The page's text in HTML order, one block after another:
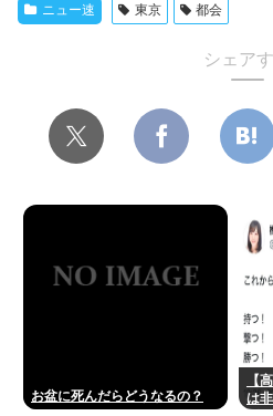
ニュー速 東京 都会
シェア
お盆に死んだらどうなるの？
【
は